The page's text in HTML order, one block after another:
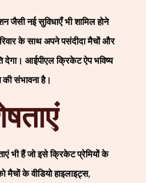
जैसी नई सुविधाएँ भी शामिल होने
के साथ अपने पसंदीदा मैचों और
देगा। आईपीएल क्रिकेट ऐप भविष्य
संभावना है।
भी हैं जो इसे क्रिकेट प्रेमियों के
के वीडियो हाइलाइट्स,